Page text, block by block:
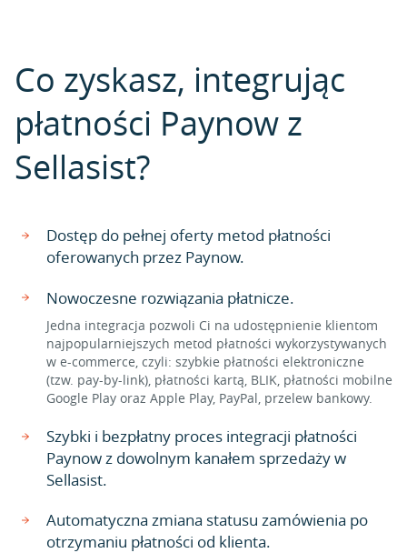
Co zyskasz, integrując
płatności Paynow z
Sellasist?
Dostęp do pełnej oferty metod płatności
oferowanych przez Paynow.
Nowoczesne rozwiązania płatnicze.
Jedna integracja pozwoli Ci na udostępnienie klientom
najpopularniejszych metod płatności wykorzystywanych
w e-commerce, czyli: szybkie płatności elektroniczne
(tzw. pay-by-link), płatności kartą, BLIK, płatności mobilne
Google Play oraz Apple Play, PayPal, przelew bankowy.
Szybki i bezpłatny proces integracji płatności
Paynow z dowolnym kanałem sprzedaży w
Sellasist.
Automatyczna zmiana statusu zamówienia po
otrzymaniu płatności od klienta.